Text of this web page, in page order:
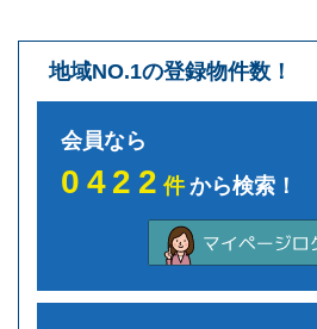
地域NO.1の登録物件数！
会員なら
0422件から検索！